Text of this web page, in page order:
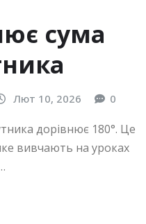
сума
Лют 10, 2026 0
дорівнює 180°. Це
вивчають на уроках